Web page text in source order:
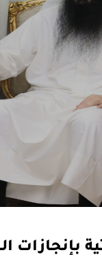
بإنجازات